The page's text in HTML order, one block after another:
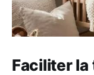
Faciliter